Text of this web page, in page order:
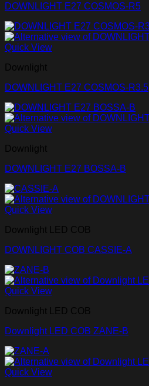
DOWNLIGHT E27 COSMOS-R5
Quick View
Downlight
DOWNLIGHT E27 COSMOS-R3.5
Quick View
Downlight
DOWNLIGHT E27 BOSSA-B
Quick View
Downlight LED COB
DOWNLIGHT COB CASSIE-A
Quick View
Downlight LED COB
Downlight LED COB ZANE-B
Quick View